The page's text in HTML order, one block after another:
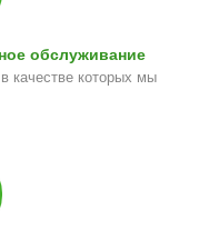
обслуживание
качестве которых мы